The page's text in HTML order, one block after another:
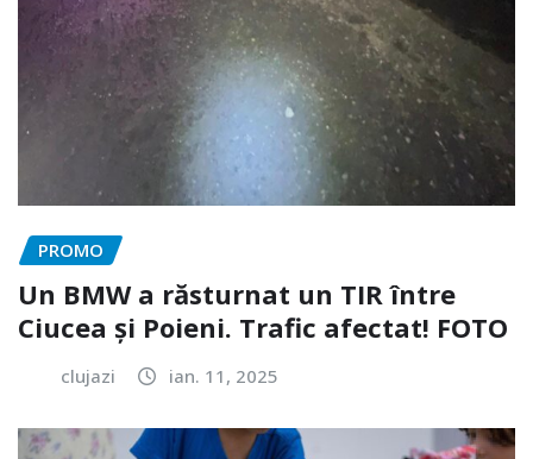
PROMO
Un BMW a răsturnat un TIR între
Ciucea și Poieni. Trafic afectat! FOTO
clujazi ian. 11, 2025